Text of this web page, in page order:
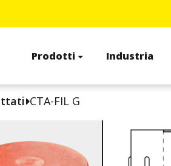
Prodotti Industria
CTA-FIL G